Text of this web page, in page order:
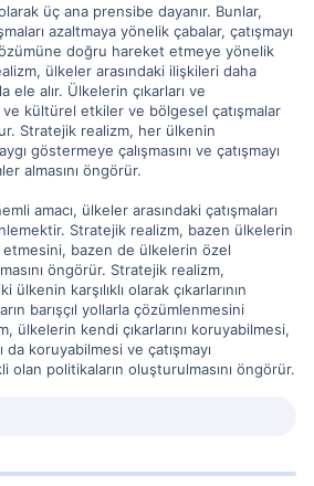
üç ana prensibe dayanır. Bunlar,
azaltmaya yönelik çabalar, çatışmayı
doğru hareket etmeye yönelik
ülkeler arasındaki ilişkileri daha
ele alır. Ülkelerin çıkarları ve
kültürel etkiler ve bölgesel çatışmalar
Stratejik realizm, her ülkenin
göstermeye çalışmasını ve çatışmayı
almasını öngörür.
amacı, ülkeler arasındaki çatışmaları
Stratejik realizm, bazen ülkelerin
etmesini, bazen de ülkelerin özel
öngörür. Stratejik realizm,
ülkenin karşılıklı olarak çıkarlarının
barışçıl yollarla çözümlenmesini
ülkelerin kendi çıkarlarını koruyabilmesi,
da koruyabilmesi ve çatışmayı
olan politikaların oluşturulmasını öngörür.